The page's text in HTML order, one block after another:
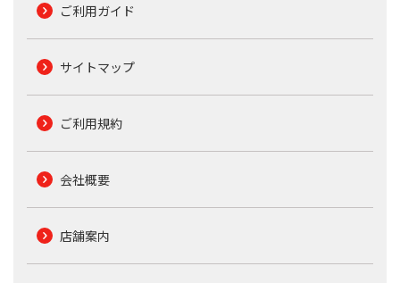
ご利用ガイド
サイトマップ
ご利用規約
会社概要
店舗案内